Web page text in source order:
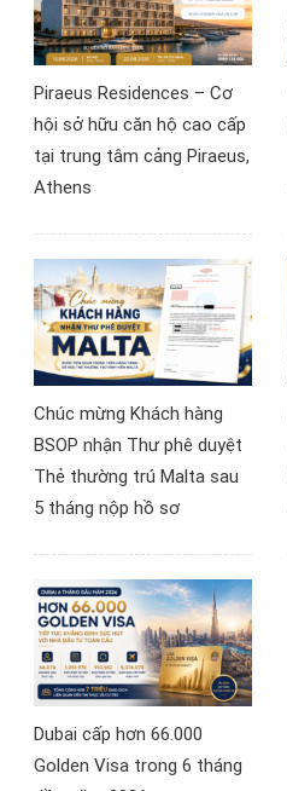
Hà Nội ngày 11/7/2026,
nhiều nhà đầu tư đã có
tiếp cận thị trường bất
động sản châu Âu.
Piraeus Residences – Cơ
hội sở hữu căn hộ cao cấp
tại trung tâm cảng Piraeus,
Athens
Chúc mừng Khách hàng
BSOP nhận Thư phê duyệt
Thẻ thường trú Malta sau
5 tháng nộp hồ sơ
Dubai cấp hơn 66.000
Golden Visa trong 6 tháng